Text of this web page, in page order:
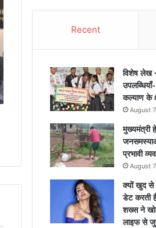
Recent
विशेष लेख
कल्याण के
August
मुख्यमंत्री
प्रभावी
August
क्यों खुद से
डेट करती
शख्स ने
लाइफ से